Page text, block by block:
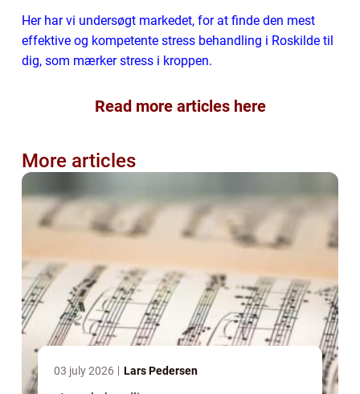
Her har vi undersøgt markedet, for at finde den mest
effektive og kompetente stress behandling i Roskilde til
dig, som mærker stress i kroppen.
Read more articles here
More articles
03 july 2026 Lars Pedersen